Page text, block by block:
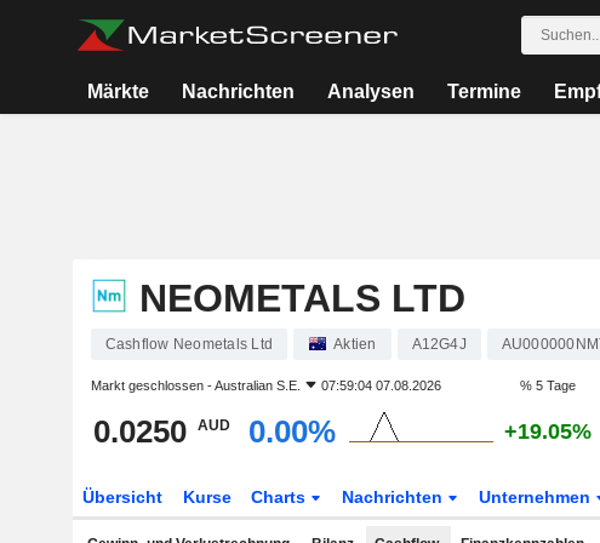
Märkte Nachrichten Analysen Termine
NEOMETALS LTD
Cashflow Neometals Ltd Aktien A12G4J
Markt geschlossen -Australian S.E. 07:59:04 07.08.2026 % 5 Tage
0.0250 AUD 0.00% +19.05%
Übersicht Kurse Charts Nachrichten Unternehmen